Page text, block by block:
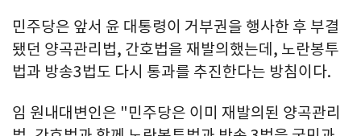
민주당은 앞서 윤 대통령이 거부권을 행사한 후 부결
됐던 양곡관리법, 간호법을 재발의했는데, 노란봉투
법과 방송3법도 다시 통과를 추진한다는 방침이다.
임 원내대변인은 "민주당은 이미 재발의된 양곡관리